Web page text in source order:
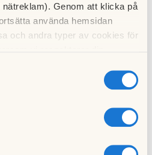
Genom att klicka på
använda hemsidan
och andra typer av cookies för
tillåta ett urval.
i fastigheten just nu